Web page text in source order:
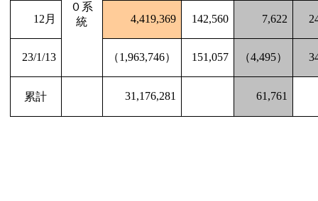
０系
統
12 月 4,419,369 142,560 7,622
23/1/13 （1,963,746） 151,057 （4,495）
累計 31,176,281 61,761